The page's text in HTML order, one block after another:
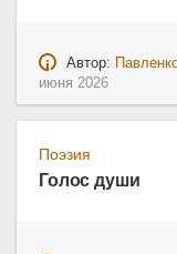
Автор:
июня 2026
Поэзия
Голос души